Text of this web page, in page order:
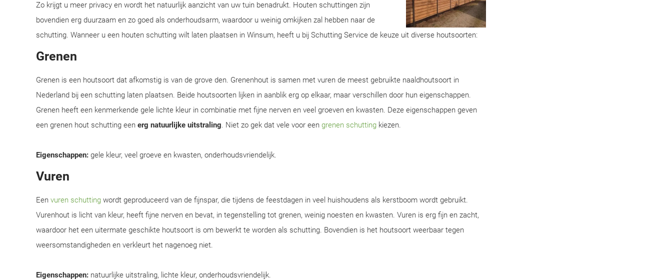
Zo krijgt u meer privacy en wordt het natuurlijk aanzicht van uw tuin benadrukt. Houten schuttingen zijn
bovendien erg duurzaam en zo goed als onderhoudsarm, waardoor u weinig omkijken zal hebben naar de
schutting. Wanneer u een houten schutting wilt laten plaatsen in Winsum, heeft u bij Schutting Service de keuze uit diverse houtsoorten:
Grenen
Grenen is een houtsoort dat afkomstig is van de grove den. Grenenhout is samen met vuren de meest gebruikte naaldhoutsoort in
Nederland bij een schutting laten plaatsen. Beide houtsoorten lijken in aanblik erg op elkaar, maar verschillen door hun eigenschappen.
Grenen heeft een kenmerkende gele lichte kleur in combinatie met fijne nerven en veel groeven en kwasten. Deze eigenschappen geven
een grenen hout schutting een erg natuurlijke uitstraling. Niet zo gek dat vele voor een grenen schutting kiezen.
Eigenschappen: gele kleur, veel groeve en kwasten, onderhoudsvriendelijk.
Vuren
Een vuren schutting wordt geproduceerd van de fijnspar, die tijdens de feestdagen in veel huishoudens als kerstboom wordt gebruikt.
Vurenhout is licht van kleur, heeft fijne nerven en bevat, in tegenstelling tot grenen, weinig noesten en kwasten. Vuren is erg fijn en zacht,
waardoor het een uitermate geschikte houtsoort is om bewerkt te worden als schutting. Bovendien is het houtsoort weerbaar tegen
weersomstandigheden en verkleurt het nagenoeg niet.
Eigenschappen: natuurlijke uitstraling, lichte kleur, onderhoudsvriendelijk.